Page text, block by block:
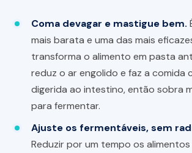
Coma devagar e mastigue bem.
mais barata e uma das mais
transforma o alimento em pasta
reduz o ar engolido e faz a comida
digerida ao intestino, então sobra
para fermentar.
Ajuste os fermentáveis, sem
Reduzir por um tempo os alimentos